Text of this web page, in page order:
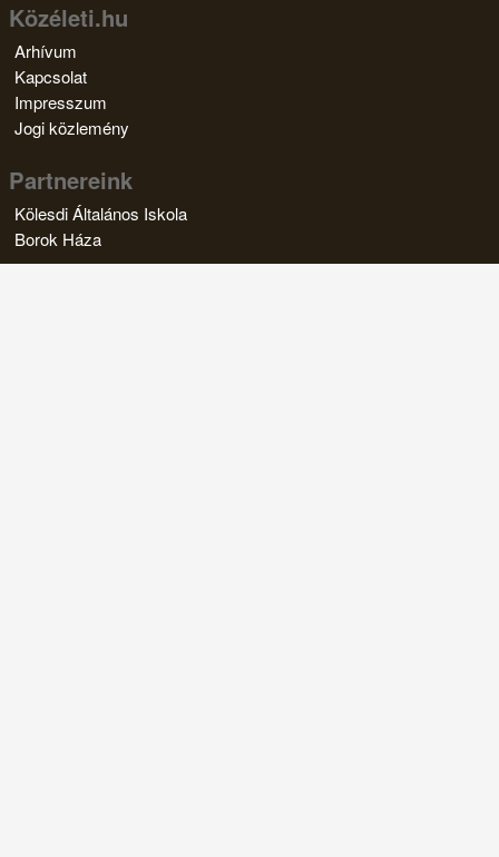
Közéleti.hu
Arhívum
Kapcsolat
Impresszum
Jogi közlemény
Partnereink
Kölesdi Általános Iskola
Borok Háza